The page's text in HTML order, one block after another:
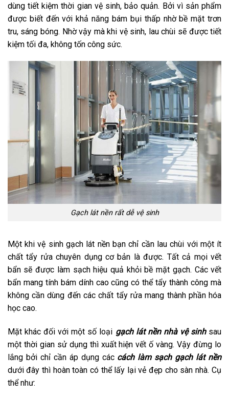
dùng tiết kiệm thời gian vệ sinh, bảo quản. Bởi vì sản phẩm
được biết đến với khả năng bám bụi thấp nhờ bề mặt trơn
tru, sáng bóng. Nhờ vậy mà khi vệ sinh, lau chùi sẽ được tiết
kiệm tối đa, không tốn công sức.
Gạch lát nền rất dễ vệ sinh
Một khi vệ sinh gạch lát nền bạn chỉ cần lau chùi với một ít
chất tẩy rửa chuyên dụng cơ bản là được. Tất cả mọi vết
bẩn sẽ được làm sạch hiệu quả khỏi bề mặt gạch. Các vết
bẩn mang tính bám dính cao cũng có thể tẩy thành công mà
không cần dùng đến các chất tẩy rửa mang thành phần hóa
học cao.
Mặt khác đối với một số loại gạch lát nền nhà vệ sinhsau
một thời gian sử dụng thì xuất hiện vết ố vàng. Vậy đừng lo
lắng bởi chỉ cần áp dụng các cách làm sạch gạch lát nền
dưới đây thì hoàn toàn có thể lấy lại vẻ đẹp cho sàn nhà. Cụ
thể như: